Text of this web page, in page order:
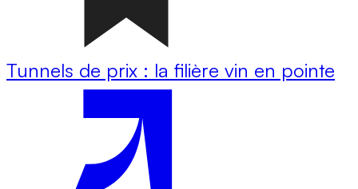
Tunnels de prix : la filière vin en pointe